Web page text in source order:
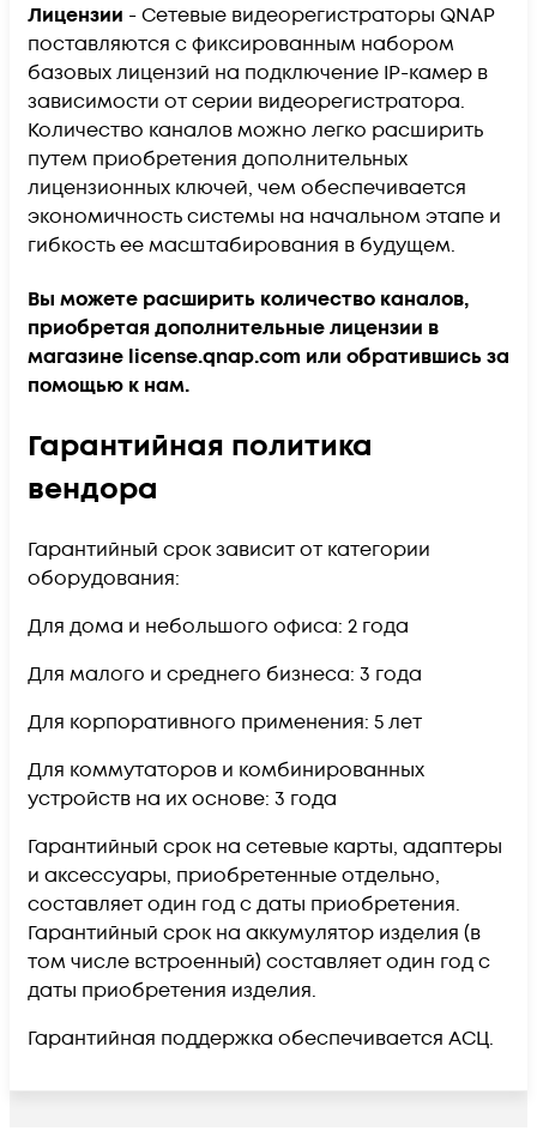
Лицензии - Сетевые видеорегистраторы QNAP
поставляются с фиксированным набором
базовых лицензий на подключение IP-камер в
зависимости от серии видеорегистратора.
Количество каналов можно легко расширить
путем приобретения дополнительных
лицензионных ключей, чем обеспечивается
экономичность системы на начальном этапе и
гибкость ее масштабирования в будущем.
Вы можете расширить количество каналов,
приобретая дополнительные лицензии в
магазине license.qnap.com или обратившись за
помощью к нам.
Гарантийная политика
вендора
Гарантийный срок зависит от категории
оборудования:
Для дома и небольшого офиса: 2 года
Для малого и среднего бизнеса: 3 года
Для корпоративного применения: 5 лет
Для коммутаторов и комбинированных
устройств на их основе: 3 года
Гарантийный срок на сетевые карты, адаптеры
и аксессуары, приобретенные отдельно,
составляет один год с даты приобретения.
Гарантийный срок на аккумулятор изделия (в
том числе встроенный) составляет один год с
даты приобретения изделия.
Гарантийная поддержка обеспечивается АСЦ.